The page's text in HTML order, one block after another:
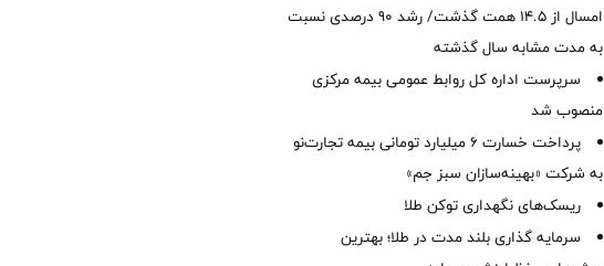
امسال از 14.5 همت گذشت/ رشد 90 درصدی نسبت
به مدت مشابه سال گذشته
سرپرست اداره كل روابط عمومی بیمه مركزی
منصوب شد
پرداخت خسارت ۶ میلیارد تومانی بیمه تجارت‌نو
به شرکت «بهینه‌سازان سبز جم»
ریسک‌های نگهداری توکن طلا
سرمایه گذاری بلند مدت در طلا؛ بهترین